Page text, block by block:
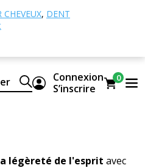
CHEVEUX, DENT
Connexion
S’inscrire
0
mandarine
légèreté de l'esprit avec